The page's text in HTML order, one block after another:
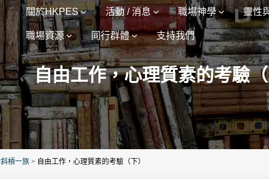
關於HKPES 活動 / 消息 職場神學 靈性
職場資源 同行群體 支持我們
自由工作，心理質素的考驗
斜槓一族 > 自由工作，心理質素的考驗（下）